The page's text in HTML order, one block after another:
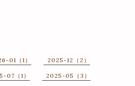
01（1） 2025-12（2）
07（1） 2025-05（3）